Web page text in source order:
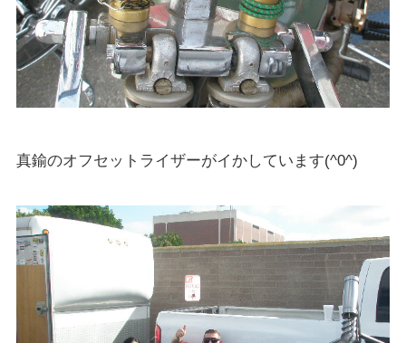
真鍮のオフセットライザーがイかしています(^0^)